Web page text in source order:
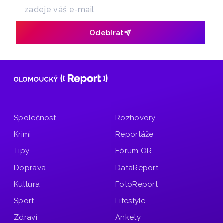
Odebírat
Společnost
Krimi
Tipy
Doprava
Kultura
Sport
Zdraví
Rozhovory
Reportáže
Fórum OR
DataReport
FotoReport
Lifestyle
Ankety